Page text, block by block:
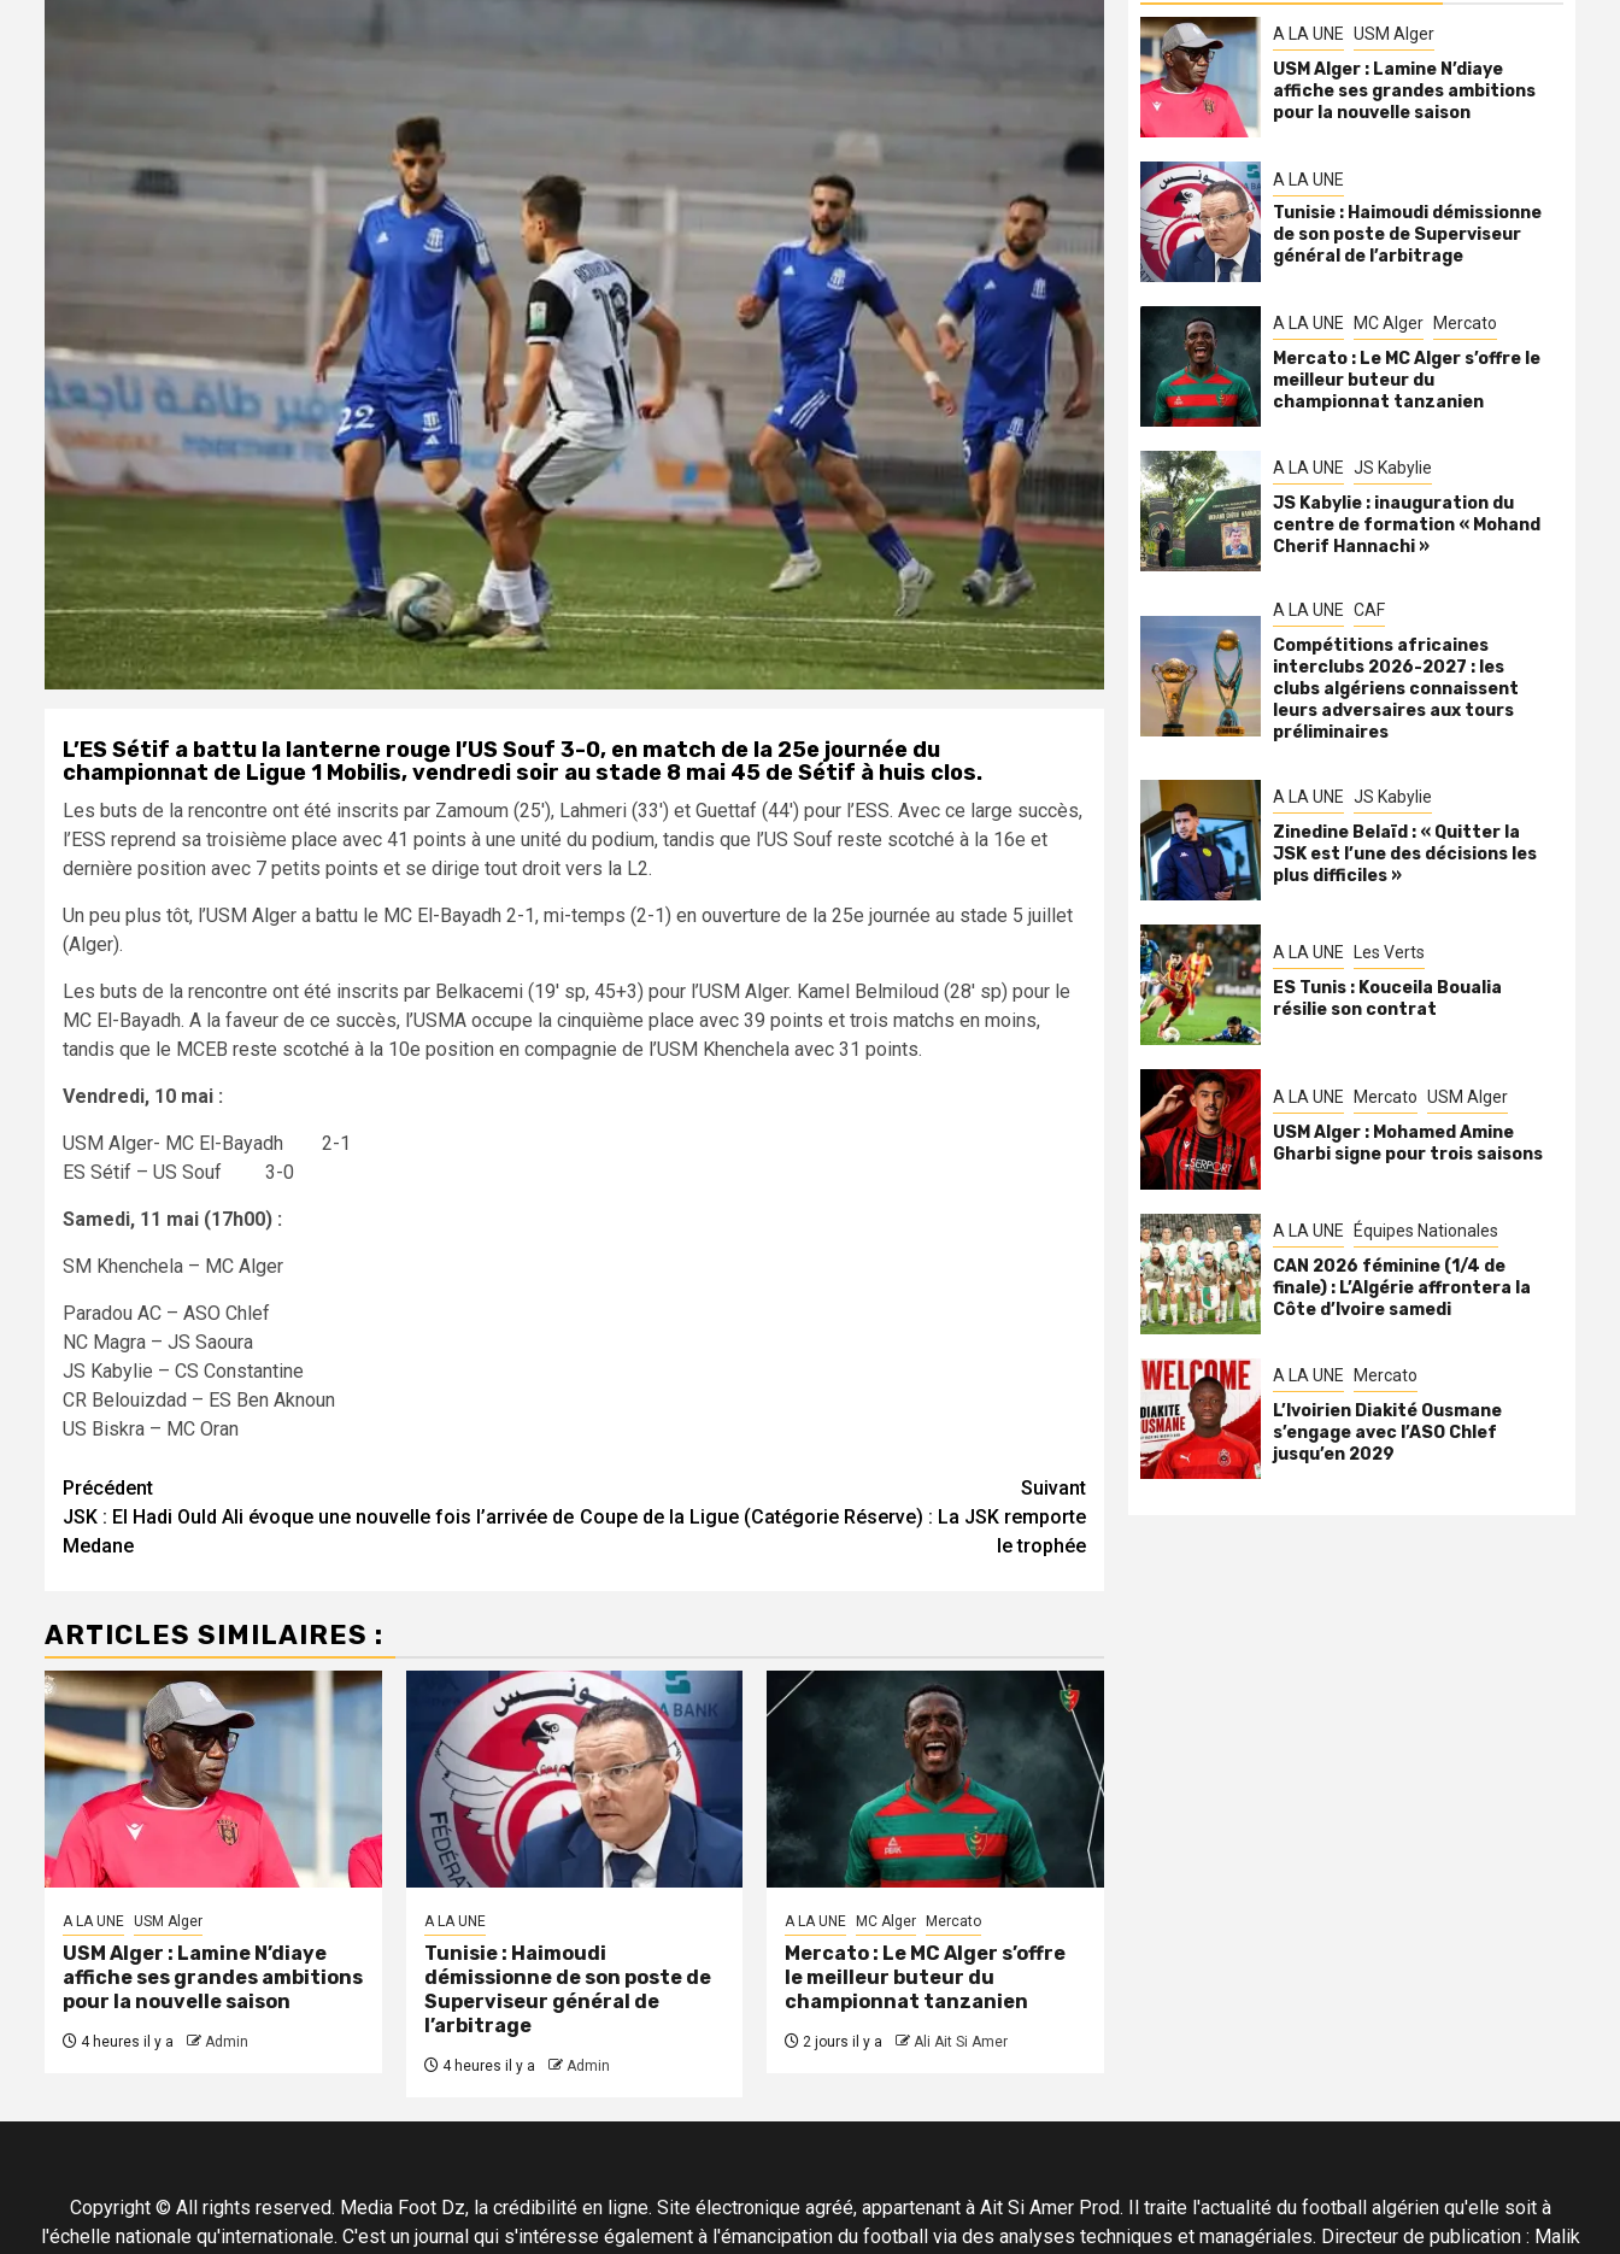
L’ES Sétif a battu la lanterne rouge l’US Souf 3-0, en match de la 25e journée du
championnat de Ligue 1 Mobilis, vendredi soir au stade 8 mai 45 de Sétif à huis clos.
Les buts de la rencontre ont été inscrits par Zamoum (25′), Lahmeri (33′) et Guettaf (44′) pour l’ESS. Avec ce large succès,
l’ESS reprend sa troisième place avec 41 points à une unité du podium, tandis que l’US Souf reste scotché à la 16e et
dernière position avec 7 petits points et se dirige tout droit vers la L2.
Un peu plus tôt, l’USM Alger a battu le MC El-Bayadh 2-1, mi-temps (2-1) en ouverture de la 25e journée au stade 5 juillet
(Alger).
Les buts de la rencontre ont été inscrits par Belkacemi (19′ sp, 45+3) pour l’USM Alger. Kamel Belmiloud (28′ sp) pour le
MC El-Bayadh. A la faveur de ce succès, l’USMA occupe la cinquième place avec 39 points et trois matchs en moins,
tandis que le MCEB reste scotché à la 10e position en compagnie de l’USM Khenchela avec 31 points.
Vendredi, 10 mai :
USM Alger- MC El-Bayadh 2-1
ES Sétif – US Souf 3-0
Samedi, 11 mai (17h00) :
SM Khenchela – MC Alger
Paradou AC – ASO Chlef
NC Magra – JS Saoura
JS Kabylie – CS Constantine
CR Belouizdad – ES Ben Aknoun
US Biskra – MC Oran
Navigation
d’article
Précédent
JSK : El Hadi Ould Ali évoque une nouvelle fois l’arrivée de
Medane
Suivant
Coupe de la Ligue (Catégorie Réserve) : La JSK remporte
le trophée
ARTICLES SIMILAIRES :
A LA UNE USM Alger
USM Alger : Lamine N’diaye
affiche ses grandes ambitions
pour la nouvelle saison
4 heures il y a Admin
A LA UNE
Tunisie : Haimoudi
démissionne de son poste de
Superviseur général de
l’arbitrage
4 heures il y a Admin
A LA UNE MC Alger Mercato
Mercato : Le MC Alger s’offre
le meilleur buteur du
championnat tanzanien
2 jours il y a Ali Ait Si Amer
A LA UNE USM Alger
USM Alger : Lamine N’diaye
affiche ses grandes ambitions
pour la nouvelle saison
A LA UNE
Tunisie : Haimoudi démissionne
de son poste de Superviseur
général de l’arbitrage
A LA UNE MC Alger Mercato
Mercato : Le MC Alger s’offre le
meilleur buteur du
championnat tanzanien
A LA UNE JS Kabylie
JS Kabylie : inauguration du
centre de formation « Mohand
Cherif Hannachi »
A LA UNE CAF
Compétitions africaines
interclubs 2026-2027 : les
clubs algériens connaissent
leurs adversaires aux tours
préliminaires
A LA UNE JS Kabylie
Zinedine Belaïd : « Quitter la
JSK est l’une des décisions les
plus difficiles »
A LA UNE Les Verts
ES Tunis : Kouceila Boualia
résilie son contrat
A LA UNE Mercato USM Alger
USM Alger : Mohamed Amine
Gharbi signe pour trois saisons
A LA UNE Équipes Nationales
CAN 2026 féminine (1/4 de
finale) : L’Algérie affrontera la
Côte d’Ivoire samedi
A LA UNE Mercato
L’Ivoirien Diakité Ousmane
s’engage avec l’ASO Chlef
jusqu’en 2029
Copyright © All rights reserved. Media Foot Dz, la crédibilité en ligne. Site électronique agréé, appartenant à Ait Si Amer Prod. Il traite l'actualité du football algérien qu'elle soit à
l'échelle nationale qu'internationale. C'est un journal qui s'intéresse également à l'émancipation du football via des analyses techniques et managériales. Directeur de publication : Malik